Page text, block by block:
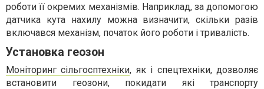
роботи її окремих механізмів. Наприклад, за допомогою
датчика кута нахилу можна визначити, скільки разів
включався механізм, початок його роботи і тривалість.
Установка геозон
Моніторинг сільгосптехніки, як і спецтехніки, дозволяє
встановити геозони, покидати які транспорту